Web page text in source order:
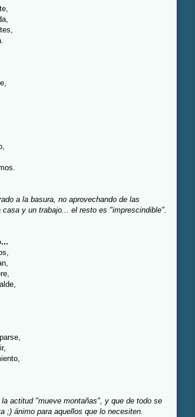
a la basura, no aprovechando de las
y un trabajo... el resto es "imprescindible".
actitud "mueve montañas", y que de todo se
;) ánimo para aquellos que lo necesiten.